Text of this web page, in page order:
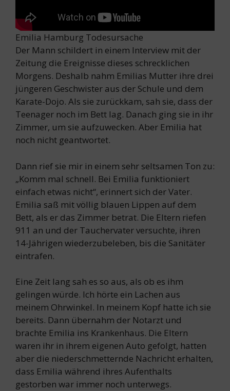
Emilia Hamburg Todesursache
Der Mann schildert in einem Interview mit der
Zeitung die Ereignisse dieses schrecklichen
Morgens. Deshalb nahm Emilias Mutter ihre drei
jüngeren Geschwister aus der Schule und dem
Karate-Dojo. Als sie zurückkam, sah sie, dass der
Teenager noch im Bett lag. Danach ging sie in ihr
Zimmer, um sie aufzuwecken. Aber Emilia hat
noch nicht geantwortet.
Dann rief sie mir in einem sehr seltsamen Ton zu:
„Komm mal schnell. Bei Emilia funktioniert
einfach etwas nicht“, erinnert sich der Vater.
Emilia saß mit völlig blauen Lippen auf dem
Bett, als er das Zimmer betrat. Die Eltern riefen
911 an und der Tauchervater versuchte, ihren
14-Jährigen wiederzubeleben, bis die Sanitäter
eintrafen.
Eine Zeit lang sah es so aus, als ob es ihm
gelingen würde. Ich hörte ein Lachen aus
meinem Ohrwinkel. In meinem Kopf hatte ich sie
bereits. Dann übernahm der Notarzt und
brachte Emilia ins Krankenhaus. Die Eltern
waren ihr in ihrem eigenen Auto gefolgt, hatten
aber die niederschmetternde Nachricht erhalten,
dass Emilia während ihres Aufenthalts
gestorben war immer noch unterwegs.